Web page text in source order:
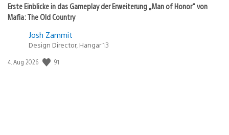
Erste Einblicke in das Gameplay der Erweiterung „Man of Honor“ von
Mafia: The Old Country
Josh Zammit
Design Director, Hangar 13
Veröffentlichungsdatum:
4. Aug 2026 91